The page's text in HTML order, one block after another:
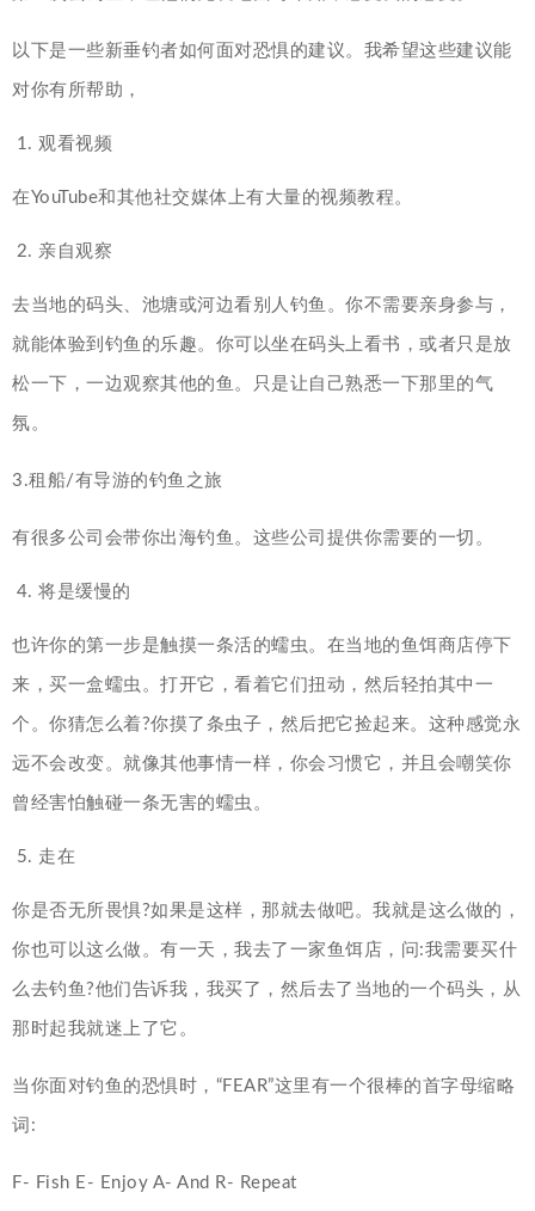
以下是一些新垂钓者如何面对恐惧的建议。我希望这些建议能
对你有所帮助，
观看视频
在YouTube和其他社交媒体上有大量的视频教程。
亲自观察
去当地的码头、池塘或河边看别人钓鱼。你不需要亲身参与，
就能体验到钓鱼的乐趣。你可以坐在码头上看书，或者只是放
松一下，一边观察其他的鱼。只是让自己熟悉一下那里的气
氛。
3.租船/有导游的钓鱼之旅
有很多公司会带你出海钓鱼。这些公司提供你需要的一切。
将是缓慢的
也许你的第一步是触摸一条活的蠕虫。在当地的鱼饵商店停下
来，买一盒蠕虫。打开它，看着它们扭动，然后轻拍其中一
个。你猜怎么着?你摸了条虫子，然后把它捡起来。这种感觉永
远不会改变。就像其他事情一样，你会习惯它，并且会嘲笑你
曾经害怕触碰一条无害的蠕虫。
走在
你是否无所畏惧?如果是这样，那就去做吧。我就是这么做的，
你也可以这么做。有一天，我去了一家鱼饵店，问:我需要买什
么去钓鱼?他们告诉我，我买了，然后去了当地的一个码头，从
那时起我就迷上了它。
当你面对钓鱼的恐惧时，“FEAR”这里有一个很棒的首字母缩略
词:
F- Fish E- Enjoy A- And R- Repeat